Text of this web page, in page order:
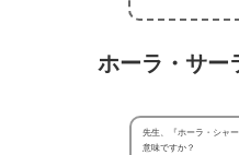
ホーラ・サー
先生、『ホーラ・シャ
意味ですか？